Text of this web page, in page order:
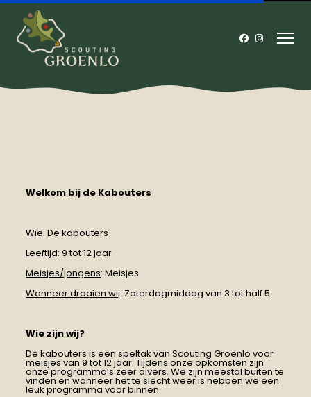
Welkom bij de Kabouters
Wie: De kabouters
Leeftijd: 9 tot 12 jaar
Meisjes/jongens: Meisjes
Wanneer draaien wij: Zaterdagmiddag van 3 tot half 5
Wie zijn wij?
De kabouters is een speltak van Scouting Groenlo voor
meisjes van 9 tot 12 jaar. Tijdens onze opkomsten zijn
onze programma’s zeer divers. We zijn meestal buiten te
vinden en wanneer het te slecht weer is hebben we een
leuk programma voor binnen.